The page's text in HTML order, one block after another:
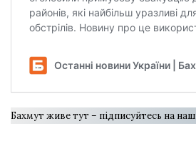
Бахмут живе тут – підписуйтесь на наш